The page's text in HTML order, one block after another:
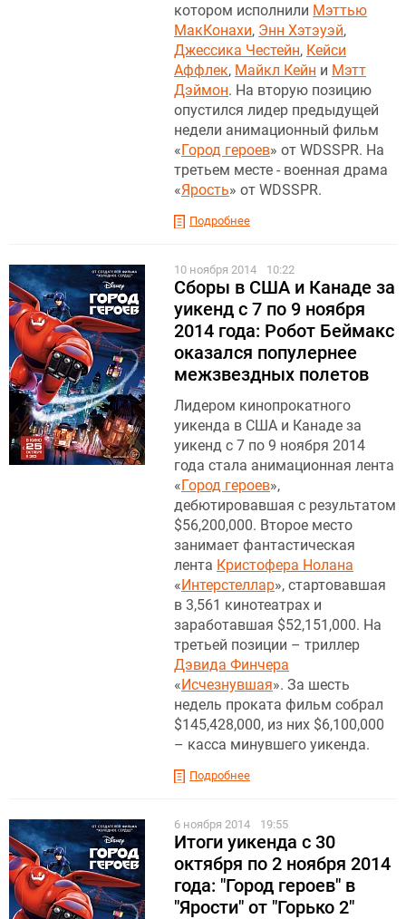
котором исполнили Мэттью
МакКонахи, Энн Хэтэуэй,
Джессика Честейн, Кейси
Аффлек, Майкл Кейн и Мэтт
Дэймон. На вторую позицию
опустился лидер предыдущей
недели анимационный фильм
«Город героев» от WDSSPR. На
третьем месте - военная драма
«Ярость» от WDSSPR.
Подробнее
10 ноября 2014 10:22
Сборы в США и Канаде за
уикенд с 7 по 9 ноября
2014 года: Робот Беймакс
оказался популернее
межзвездных полетов
Лидером кинопрокатного
уикенда в США и Канаде за
уикенд с 7 по 9 ноября 2014
года стала анимационная лента
«Город героев»,
дебютировавшая с результатом
$56,200,000. Второе место
занимает фантастическая
лента Кристофера Нолана
«Интерстеллар», стартовавшая
в 3,561 кинотеатрах и
заработавшая $52,151,000. На
третьей позиции – триллер
Дэвида Финчера
«Исчезнувшая». За шесть
недель проката фильм собрал
$145,428,000, из них $6,100,000
– касса минувшего уикенда.
Подробнее
6 ноября 2014 19:55
Итоги уикенда c 30
октября по 2 ноября 2014
года: "Город героев" в
"Ярости" от "Горько 2"